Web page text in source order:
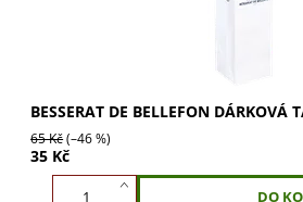
BESSERAT DE BELLEFON DÁRKOVÁ
65 Kč(–46 %)
35 Kč